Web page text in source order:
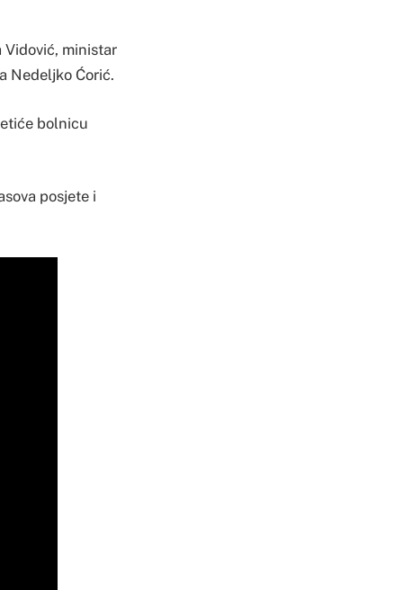
Vidović, ministar
Nedeljko Ćorić.
bolnicu
posjete i